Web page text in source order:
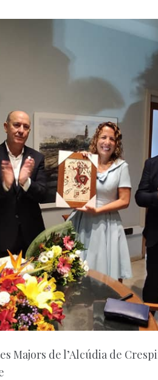
Majors de l’Alcúdia de